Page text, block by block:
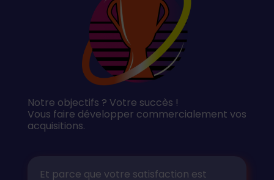
Notre objectifs ? Votre succès !
Vous faire développer commercialement vos
acquisitions.
Et parce que votre satisfaction est